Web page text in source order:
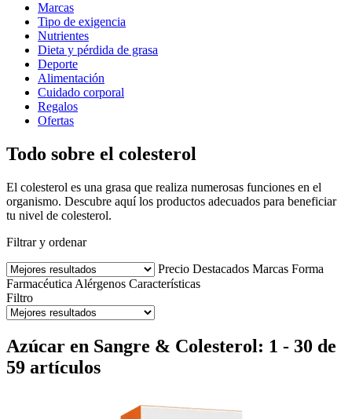
Marcas
Tipo de exigencia
Nutrientes
Dieta y pérdida de grasa
Deporte
Alimentación
Cuidado corporal
Regalos
Ofertas
Todo sobre el colesterol
El colesterol es una grasa que realiza numerosas funciones en el
organismo. Descubre aquí los productos adecuados para beneficiar
tu nivel de colesterol.
Filtrar y ordenar
Precio Destacados Marcas Forma
Farmacéutica Alérgenos Características
Filtro
Azúcar en Sangre & Colesterol: 1 - 30 de
59 artículos